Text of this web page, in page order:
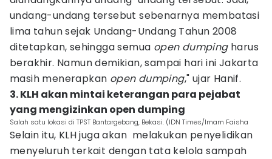
undang-undang tersebut sebenarnya membatasi
lima tahun sejak Undang-Undang Tahun 2008
ditetapkan, sehingga semua open dumping harus
berakhir. Namun demikian, sampai hari ini Jakarta
masih menerapkan open dumping," ujar Hanif.
3. KLH akan mintai keterangan para pejabat
yang mengizinkan open dumping
Salah satu lokasi di TPST Bantargebang, Bekasi. (IDN Times/Imam Faisha
Selain itu, KLH juga akan melakukan penyelidikan
menyeluruh terkait dengan tata kelola sampah